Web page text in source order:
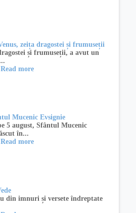
zeița dragostei și frumuseții
și frumuseții, a avut un
Read more
Mucenic Evsignie
5 august, Sfântul Mucenic
în...
Read more
din imnuri și versete îndreptate